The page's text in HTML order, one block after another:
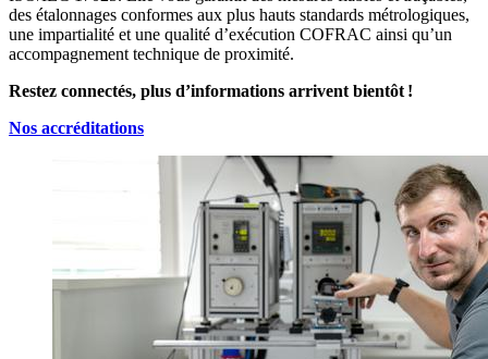
des étalonnages conformes aux plus hauts standards métrologiques,
une impartialité et une qualité d’exécution COFRAC ainsi qu’un
accompagnement technique de proximité.
Restez connectés, plus d’informations arrivent bientôt !
Nos accréditations